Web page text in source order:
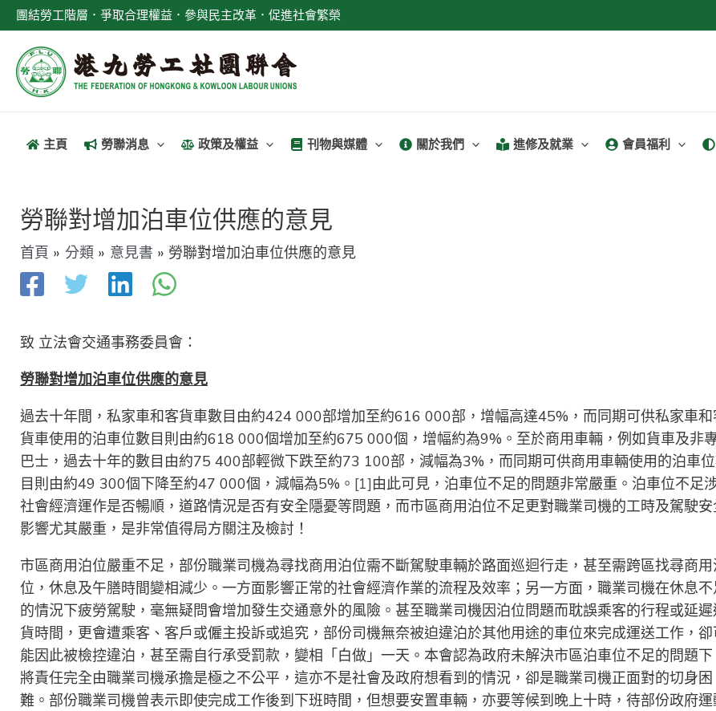
至
團結勞工階層．爭取合理權益．參與民主改革．促進社會繁榮
主頁 勞聯消息 政策及權益 刊物與媒體 關於我們 進修及就業 會員福利
勞聯對增加泊車位供應的意見
首頁 分類 意見書 勞聯對增加泊車位供應的意見
致 立法會交通事務委員會：
勞聯對增加泊車位供應的意見
過去十年間，私家車和客貨車數目由約424 000部增加至約616 000部，增幅高達45%，而同期可供私家車和
貨車使用的泊車位數目則由約618 000個增加至約675 000個，增幅約為9%。至於商用車輛，例如貨車及非
巴士，過去十年的數目由約75 400部輕微下跌至約73 100部，減幅為3%，而同期可供商用車輛使用的泊車
目則由約49 300個下降至約47 000個，減幅為5%。 [1]由此可見，泊車位不足的問題非常嚴重。泊車位不足
社會經濟運作是否暢順，道路情況是否有安全隱憂等問題，而市區商用泊位不足更對職業司機的工時及駕駛安
影響尤其嚴重，是非常值得局方關注及檢討！
市區商用泊位嚴重不足，部份職業司機為尋找商用泊位需不斷駕駛車輛於路面巡迴行走，甚至需跨區找尋商用
位，休息及午膳時間變相減少。一方面影響正常的社會經濟作業的流程及效率；另一方面，職業司機在休息
的情況下疲勞駕駛，毫無疑問會增加發生交通意外的風險。甚至職業司機因泊位問題而耽誤乘客的行程或延
貨時間，更會遭乘客、客戶或僱主投訴或追究，部份司機無奈被迫違泊於其他用途的車位來完成運送工作，卻
能因此被檢控違泊，甚至需自行承受罰款，變相「白做」一天。本會認為政府未解決市區泊車位不足的問題下
將責任完全由職業司機承擔是極之不公平，這亦不是社會及政府想看到的情況，卻是職業司機正面對的切身困
難。部份職業司機曾表示即使完成工作後到下班時間，但想要安置車輛，亦要等候到晚上十時，待部份政府運
章
導
覽